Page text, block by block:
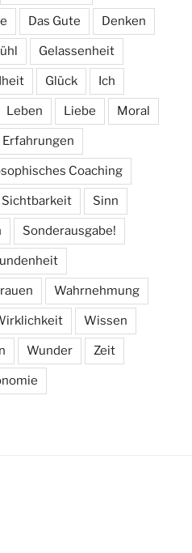
Das Gute Denken
Gelassenheit
Glück Ich
Leben Liebe Moral
Coaching
Sichtbarkeit Sinn
Sonderausgabe!
Wahrnehmung
Wissen
Wunder Zeit